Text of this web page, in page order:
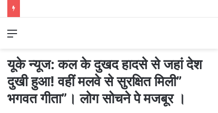
Menu
यूके न्यूज: कल के दुखद हादसे से जहां देश
दुखी हुआ! वहीं मलवे से सुरक्षित मिली”
भगवत गीता”। लोग सोचने पे मजबूर ।